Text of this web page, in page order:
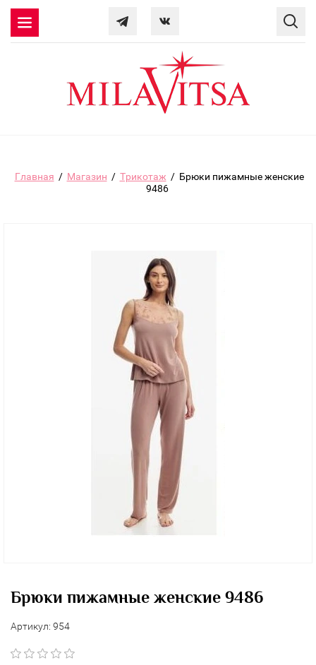
Главная / Магазин / Трикотаж / Брюки пижамные женские
9486
Брюки пижамные женские 9486
Артикул: 954